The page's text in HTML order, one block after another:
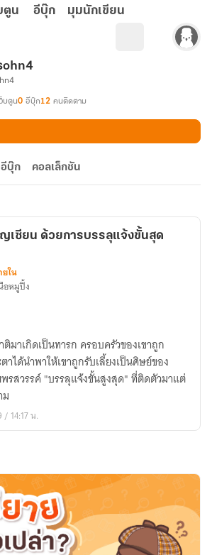
ตูน อีบุ๊ก มุมนักเขียน
ว็บตูน0 อีบุ๊ก12 คนติดตาม
อีบุ๊ก คอลเล็กชัน
เซียน ด้วยการบรรลุแจ้งขั้นสุด
ใน
อหมูปิ้ง
มาเกิดเป็นทารก ครอบครัวของเขาถูก
าได้นำพาให้เขาถูกรับเลี้ยงเป็นศิษย์ของ
รสวรรค์ "บรรลุแจ้งขั้นสูงสุด" ที่ติดตัวมาแต่
ม
14:17 น.